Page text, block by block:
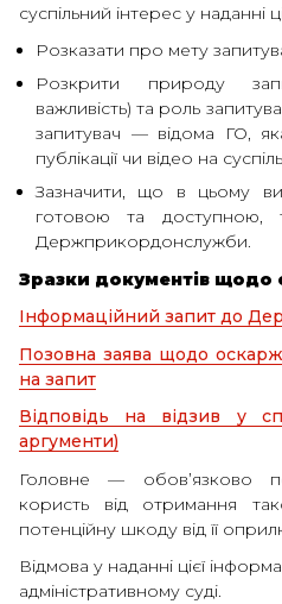
суспільний інтерес у наданні
Розказати про мету
Розкрити природу
важливість) та роль
запитувач — відома ГО,
публікації чи відео на
Зазначити, що в цьому
готовою та
Держприкордонслужби.
Зразки документів щодо
Інформаційний запит до
Позовна заява щодо
на запит
Відповідь на відзив у
аргументи)
Головне — обов’язково
користь від отримання
потенційну шкоду від її
Відмова у наданні цієї
адміністративному суді.